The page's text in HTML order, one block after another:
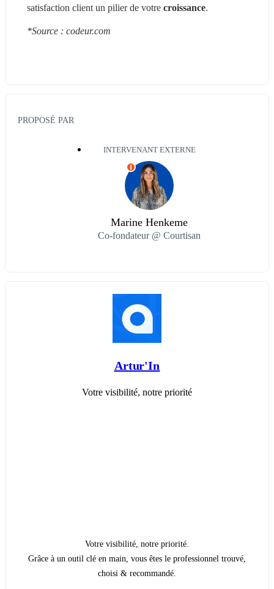
satisfaction client un pilier de votre croissance.
*Source : codeur.com
PROPOSÉ PAR
INTERVENANT EXTERNE
I
Marine Henkeme
Co-fondateur @ Courtisan
Artur'In
Votre visibilité, notre priorité
Votre visibilité, notre priorité.
Grâce à un outil clé en main, vous êtes le professionnel trouvé,
choisi & recommandé.